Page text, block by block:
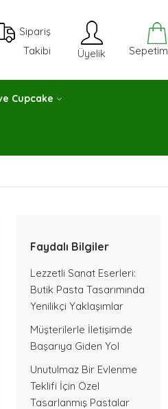
Sipariş
Takibi
Üyelik Sepetim
Cupcake
Faydalı Bilgiler
Lezzetli Sanat Eserleri:
Butik Pasta Tasarımında
Yenilikçi Yaklaşımlar
Müşterilerle İletişimde
Başarıya Giden Yol
Unutulmaz Bir Evlenme
Teklifi İçin Özel
Tasarlanmış Pastalar